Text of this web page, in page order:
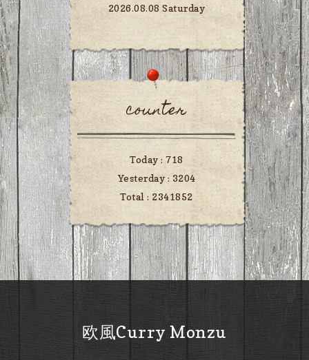
2026.08.08 Saturday
counter
Today :718
Yesterday : 3204
Total : 2341852
欧風Curry Monzu